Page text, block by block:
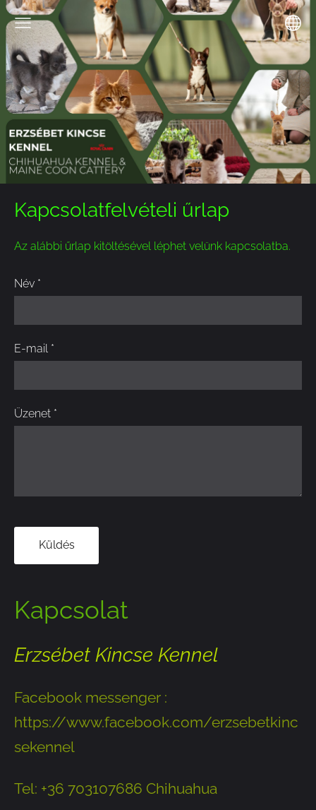
Kapcsolatfelvételi űrlap
Az alábbi űrlap kitöltésével léphet velünk kapcsolatba.
Név *
E-mail *
Üzenet *
Kapcsolat
Erzsébet Kincse Kennel
Facebook messenger :
https://www.facebook.com/erzsebetkinc
sekennel
Tel: +36 703107686 Chihuahua